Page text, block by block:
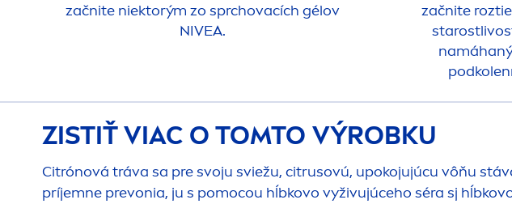
začnite niektorým zo sprchovacích gélov
NIVEA.
začnite
ZISTIŤ VIAC O TOMTO VÝROBKU
Citrónová tráva sa pre svoju sviežu, citrusovú, upokojujúcu vôňu
príjemne prevonia, ju s pomocou hĺbkovo vyživujúceho séra sj